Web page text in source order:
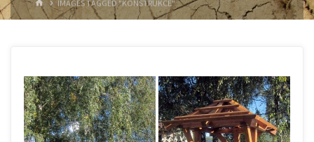
HOME
IMAGES TAGGED "KONSTRUKCE"